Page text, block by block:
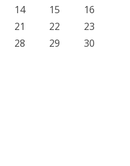
14 15
16
21 22
23
28 29
30